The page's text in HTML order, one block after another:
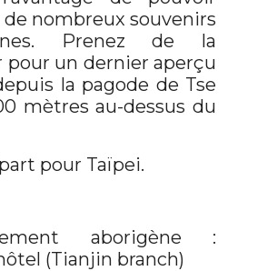
nombreux souvenirs
Prenez de la
pour un dernier aperçu
la pagode de Tse
mètres au-dessus du
pour Taïpei.
aborigène :
(Tianjin branch)